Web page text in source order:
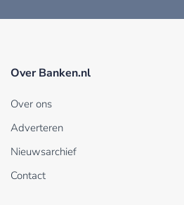
Over Banken.nl
Over ons
Adverteren
Nieuwsarchief
Contact